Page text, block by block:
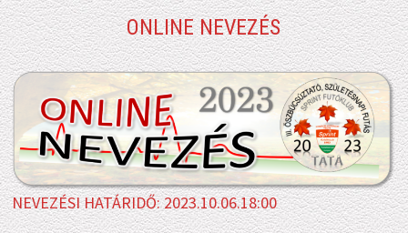
ONLINE NEVEZÉS
NEVEZÉSI HATÁRIDŐ: 2023.10.06.18:00